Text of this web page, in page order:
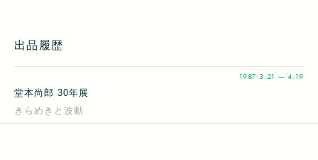
出品履歴
1987 3.21 — 4.19
堂本尚郎 30年展
きらめきと波動